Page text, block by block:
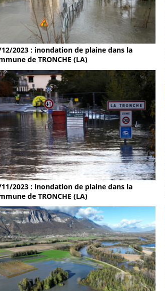
12/2023 : inondation de plaine dans la
de TRONCHE (LA)
11/2023 : inondation de plaine dans la
de TRONCHE (LA)